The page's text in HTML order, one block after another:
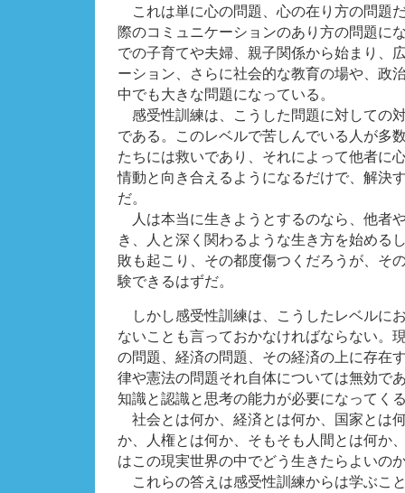
これは単に心の問題、心の在り方の問題
際のコミュニケーションのあり方の問題に
での子育てや夫婦、親子関係から始まり、
ーション、さらに社会的な教育の場や、政
中でも大きな問題になっている。
感受性訓練は、こうした問題に対しての
である。このレベルで苦しんでいる人が多
たちには救いであり、それによって他者に
情動と向き合えるようになるだけで、解決
だ。
人は本当に生きようとするのなら、他者
き、人と深く関わるような生き方を始める
敗も起こり、その都度傷つくだろうが、そ
験できるはずだ。
しかし感受性訓練は、こうしたレベルに
ないことも言っておかなければならない。
の問題、経済の問題、その経済の上に存在
律や憲法の問題それ自体については無効で
知識と認識と思考の能力が必要になってく
社会とは何か、経済とは何か、国家とは
か、人権とは何か、そもそも人間とは何か
はこの現実世界の中でどう生きたらよいの
これらの答えは感受性訓練からは学ぶこ